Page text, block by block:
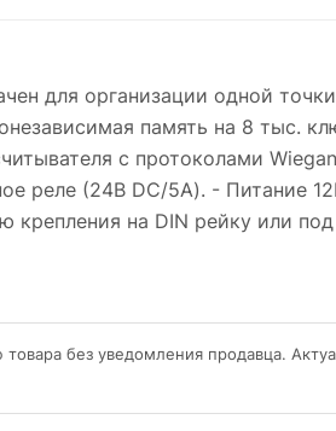
для организации одной
память на 8 тыс.
с протоколами
реле (24В DC/5A). - Питание
на DIN рейку или под
без уведомления продавца.